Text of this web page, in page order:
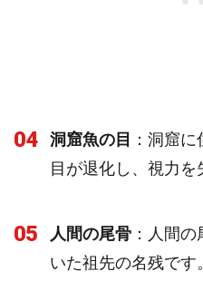
04 洞窟魚の目
：洞窟
目が退化し、視力を
05 人間の尾骨 ：人間
いた祖先の名残で